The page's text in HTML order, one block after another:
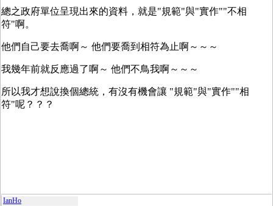
總之政府單位呈現出來的資料，就是"規範"與"實作""不相
符"啊。
他們自己要去喬啊～ 他們要喬到相符為止啊～～～
我幾年前就反應過了啊～ 他們不鳥我啊～～～
所以我才想說換個總統，有沒有機會讓 "規範"與"實作""相
符"呢？？？
IanHo